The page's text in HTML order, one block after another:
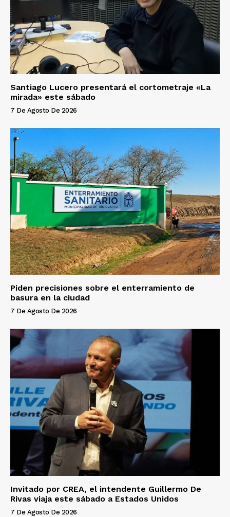
Santiago Lucero presentará el cortometraje «La
mirada» este sábado
7 De Agosto De 2026
Piden precisiones sobre el enterramiento de
basura en la ciudad
7 De Agosto De 2026
Invitado por CREA, el intendente Guillermo De
Rivas viaja este sábado a Estados Unidos
7 De Agosto De 2026